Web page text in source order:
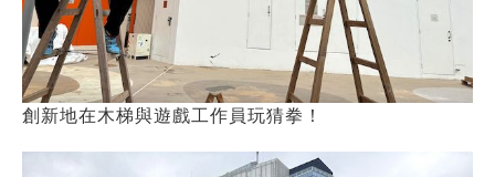
創新地在木梯與遊戲工作員玩猜拳！